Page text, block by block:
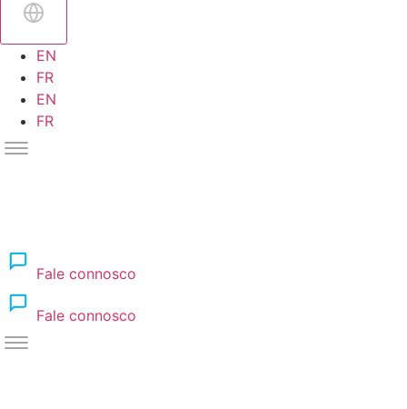
EN
FR
EN
FR
Fale connosco
Fale connosco